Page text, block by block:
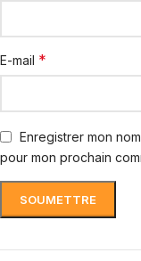
E-mail *
Enregistrer mon
pour mon prochain